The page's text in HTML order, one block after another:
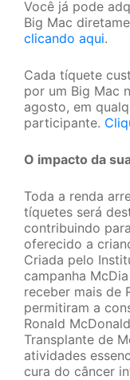
Você já pode
Big Mac
clicando aqui.
Cada tíquete
por um Big Mac
agosto, em
participante.
O impacto da
Toda a renda
tíquetes será
contribuindo
oferecido a
Criada pelo
campanha
receber mais de
permitiram a
Ronald
Transplante de
atividades
cura do câncer